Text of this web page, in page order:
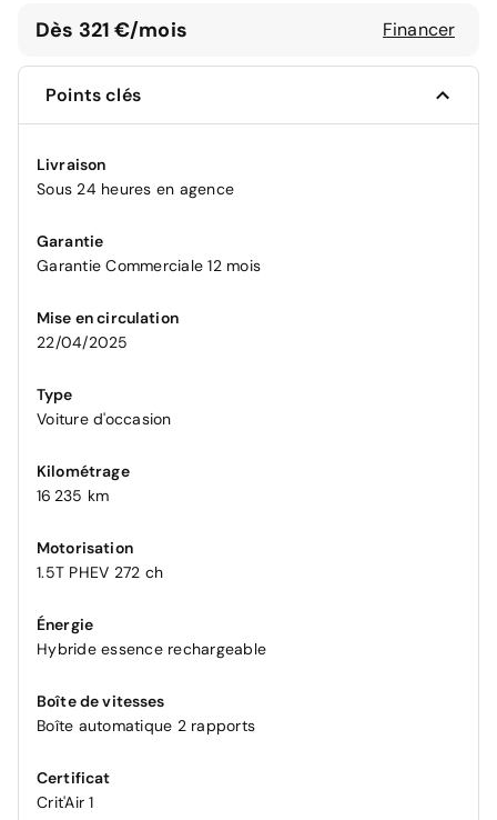
Dès 321 €/mois Financer
Points clés
Livraison
Sous 24 heures en agence
Garantie
Garantie Commerciale 12 mois
Mise en circulation
22/04/2025
Type
Voiture d'occasion
Kilométrage
16 235 km
Motorisation
1.5T PHEV 272 ch
Énergie
Hybride essence rechargeable
Boîte de vitesses
Boîte automatique 2 rapports
Certificat
Crit'Air 1